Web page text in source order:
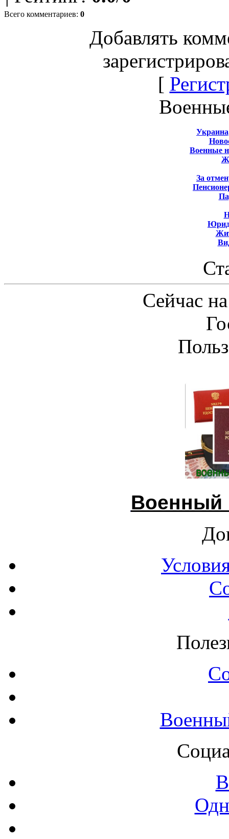
Всего комментариев: 0
Добавлять
[
Военные
За
Сейчас
Военный